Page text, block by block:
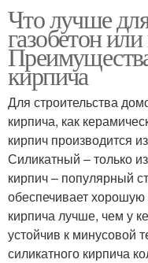
Что лучше
газобетон
кирпича
Для строительства
кирпича, как
кирпич производится
Силикатный – только
кирпич – популярный
обеспечивает хорошую
кирпича лучше, чем у
устойчив к минусовой
силикатного кирпича